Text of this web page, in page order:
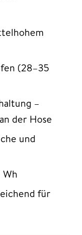
(28–35
–
der Hose
und
für